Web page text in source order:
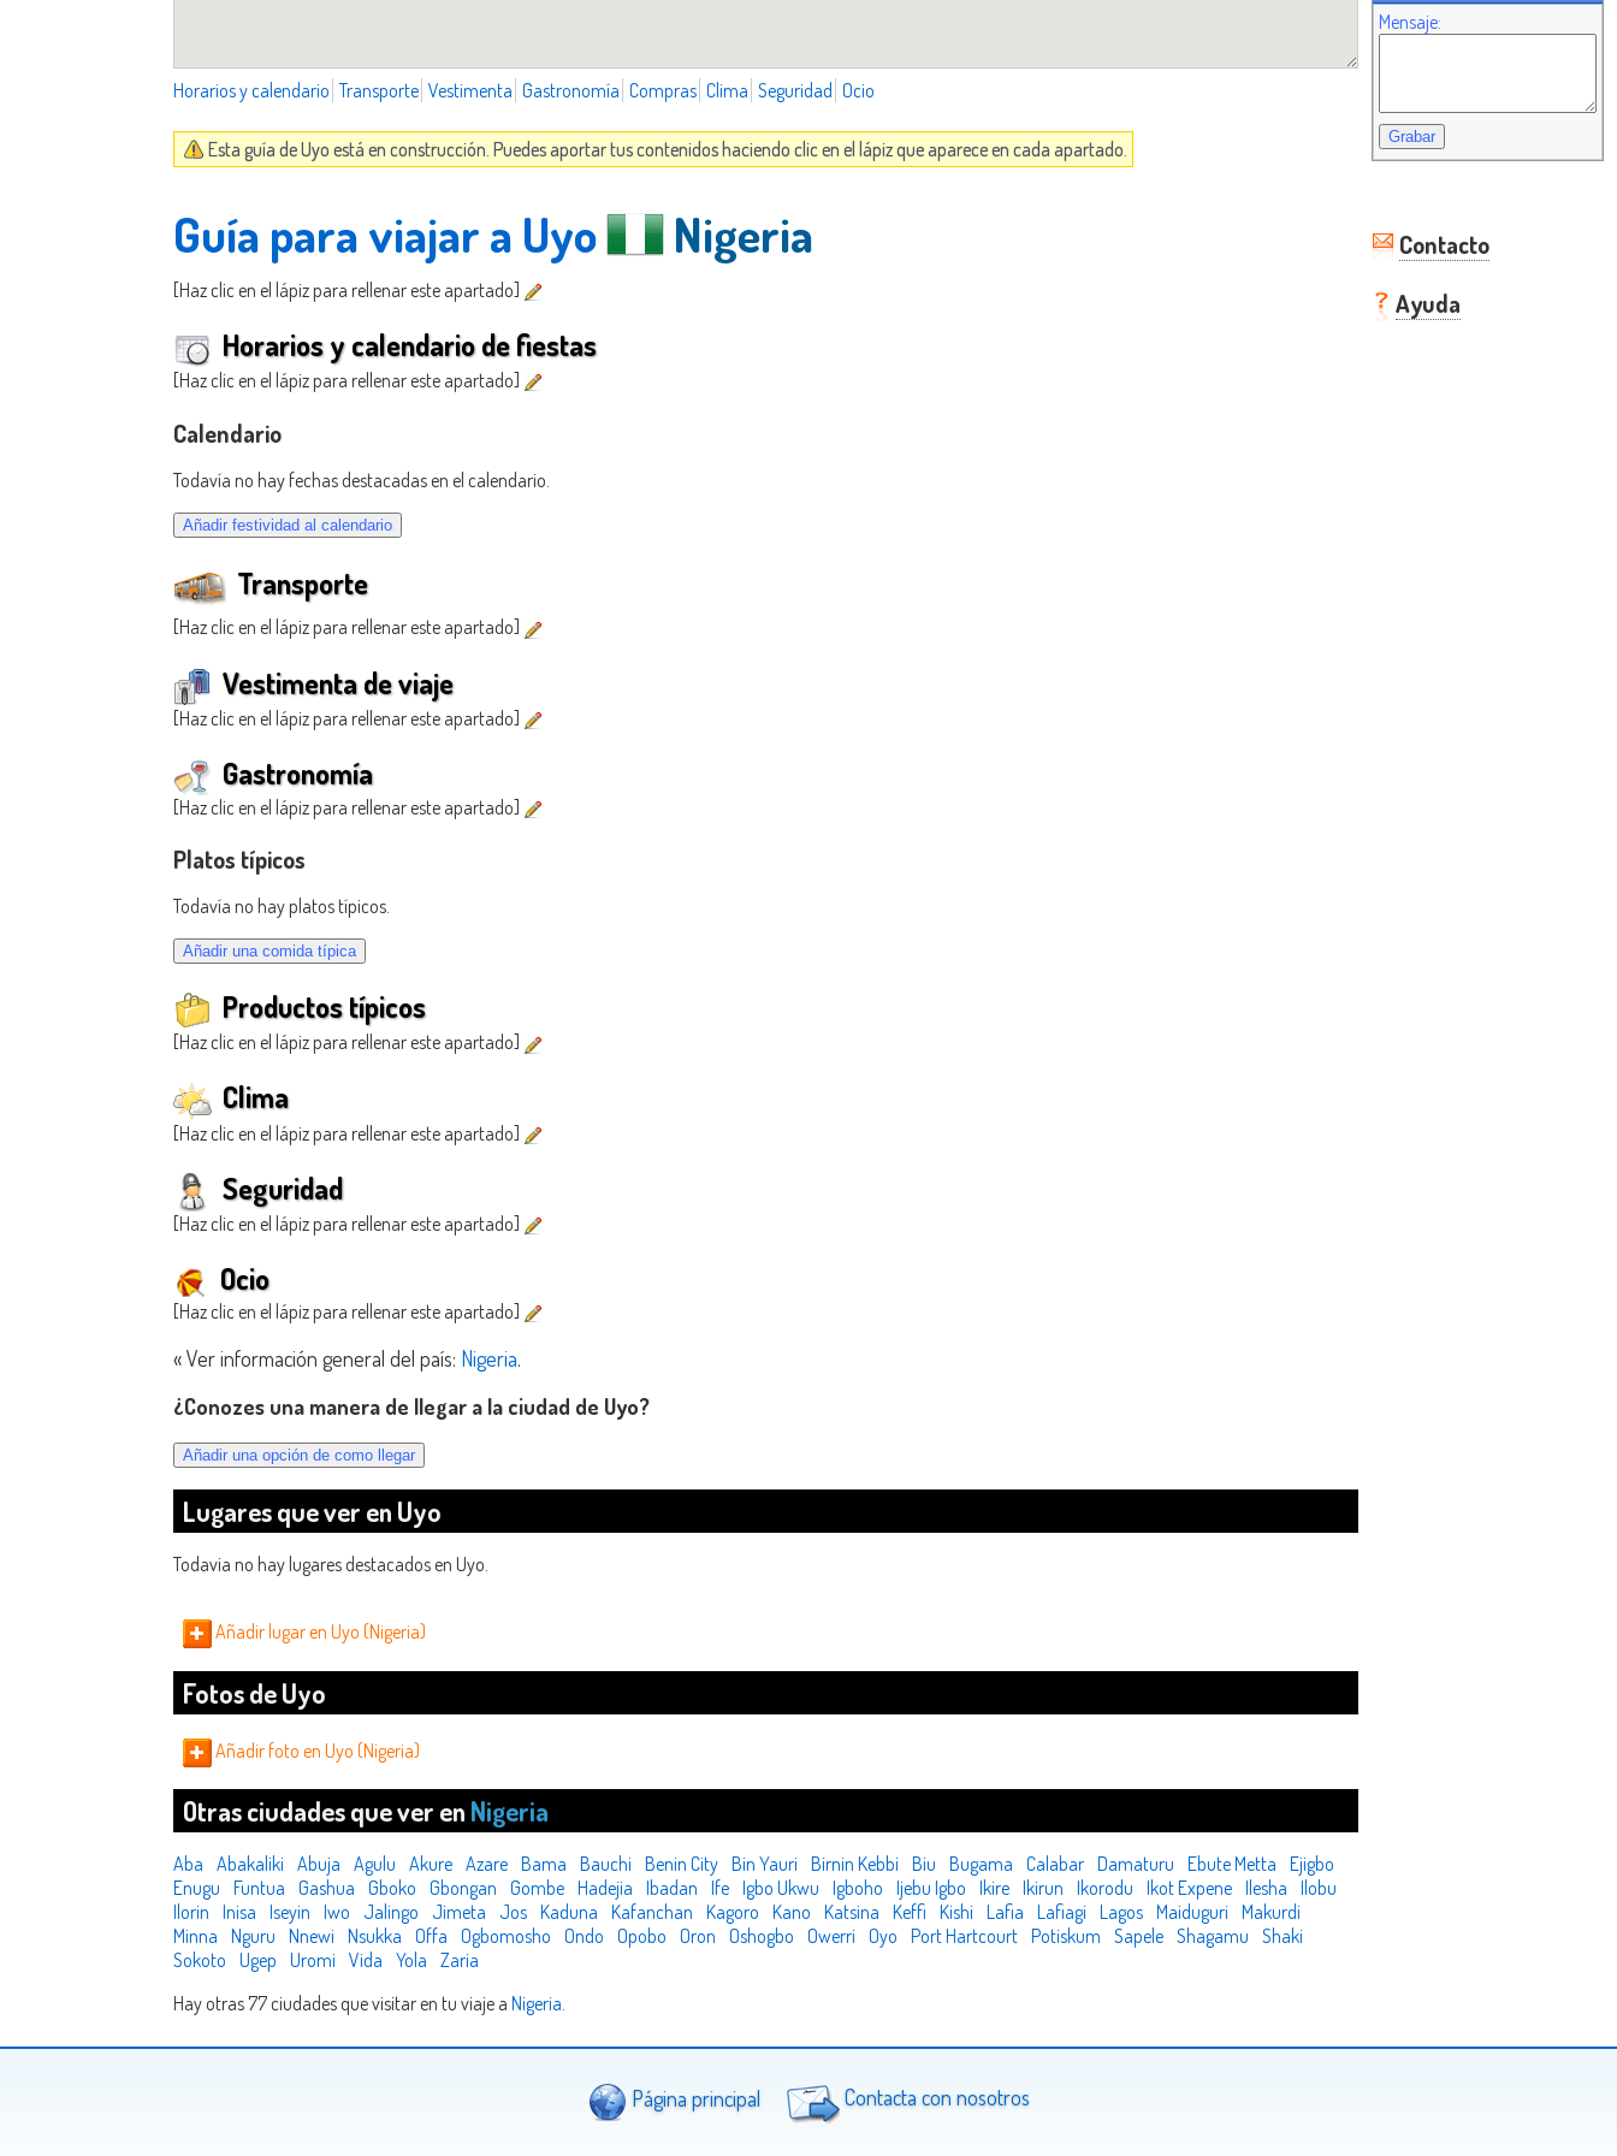
Horarios y calendario Transporte Vestimenta Gastronomía Compras Clima Seguridad Ocio
Esta guía de Uyo está en construcción. Puedes aportar tus contenidos haciendo clic en el lápiz que aparece en cada apartado.
Guía para viajar a Uyo Nigeria
[Haz clic en el lápiz para rellenar este apartado]
Horarios y calendario de fiestas
[Haz clic en el lápiz para rellenar este apartado]
Calendario
Todavía no hay fechas destacadas en el calendario.
Transporte
[Haz clic en el lápiz para rellenar este apartado]
Vestimenta de viaje
[Haz clic en el lápiz para rellenar este apartado]
Gastronomía
[Haz clic en el lápiz para rellenar este apartado]
Platos típicos
Todavía no hay platos típicos.
Productos típicos
[Haz clic en el lápiz para rellenar este apartado]
Clima
[Haz clic en el lápiz para rellenar este apartado]
Seguridad
[Haz clic en el lápiz para rellenar este apartado]
Ocio
[Haz clic en el lápiz para rellenar este apartado]
« Ver información general del país: Nigeria.
¿Conozes una manera de llegar a la ciudad de Uyo?
Lugares que ver en Uyo
Todavia no hay lugares destacados en Uyo.
Añadir lugar en Uyo (Nigeria)
Fotos de Uyo
Añadir foto en Uyo (Nigeria)
Otras ciudades que ver en Nigeria
Aba Abakaliki Abuja Agulu Akure Azare Bama Bauchi Benin City Bin Yauri Birnin Kebbi Biu Bugama Calabar Damaturu Ebute Metta Ejigbo
Enugu Funtua Gashua Gboko Gbongan Gombe Hadejia Ibadan Ife Igbo Ukwu Igboho Ijebu Igbo Ikire Ikirun Ikorodu Ikot Expene Ilesha Ilobu
Ilorin Inisa Iseyin Iwo Jalingo Jimeta Jos Kaduna Kafanchan Kagoro Kano Katsina Keffi Kishi Lafia Lafiagi Lagos Maiduguri Makurdi
Minna Nguru Nnewi Nsukka Offa Ogbomosho Ondo Opobo Oron Oshogbo Owerri Oyo Port Hartcourt Potiskum Sapele Shagamu Shaki
Sokoto Ugep Uromi Vida Yola Zaria
Hay otras 77 ciudades que visitar en tu viaje a Nigeria.
Mensaje:
Contacto
Ayuda
Página principal Contacta con nosotros